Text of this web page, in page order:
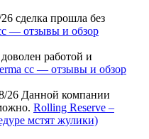
сделка прошла без
— отзывы и обзор
работой и
cc — отзывы и обзор
26 Данной компании
Rolling Reserve –
мстят жулики)